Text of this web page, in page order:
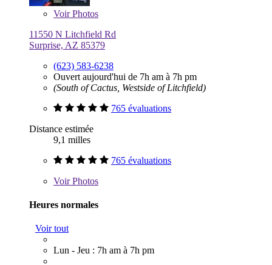
VoirPhotos
11550 N Litchfield Rd
Surprise, AZ 85379
(623) 583-6238
Ouvert aujourd'hui de 7h am à 7h pm
(South of Cactus, Westside of Litchfield)
765 évaluations
Distance estimée
9,1 milles
765 évaluations
VoirPhotos
Heures normales
Voir tout
Lun - Jeu : 7h am à 7h pm